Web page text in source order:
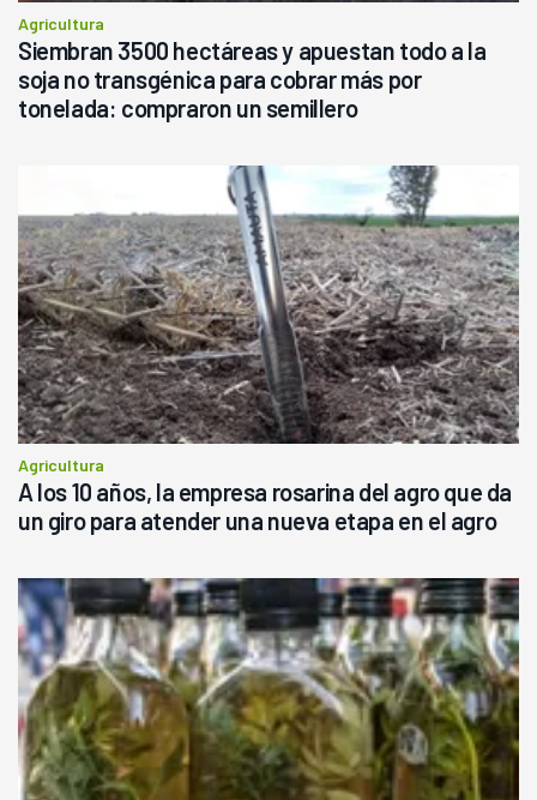
Agricultura
Siembran 3500 hectáreas y apuestan todo a la
soja no transgénica para cobrar más por
tonelada: compraron un semillero
Agricultura
A los 10 años, la empresa rosarina del agro que da
un giro para atender una nueva etapa en el agro